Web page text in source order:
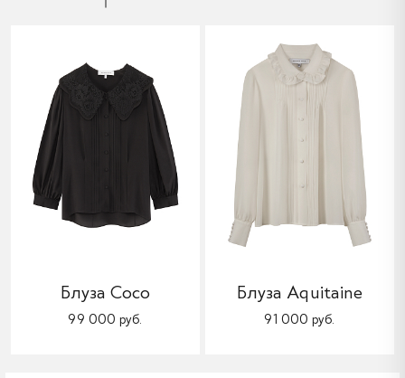
Блуза Coco
99 000 руб.
Блуза Aquitaine
91 000 руб.